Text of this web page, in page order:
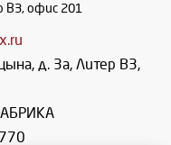
В3, офис 201
д. 3а, Литер В3,